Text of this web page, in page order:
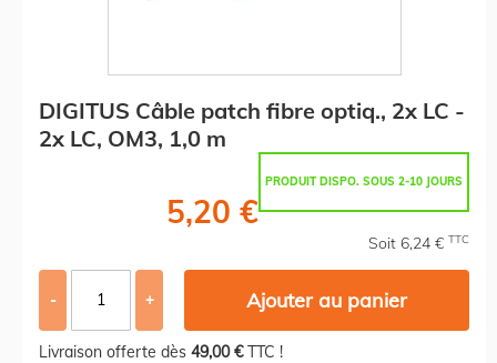
DIGITUS Câble patch fibre optiq., 2x LC -
2x LC, OM3, 1,0 m
PRODUIT DISPO. SOUS 2-10 JOURS
5,20 €
Soit 6,24 € TTC
- + Ajouter au panier
Livraison offerte dès 49,00 €TTC !